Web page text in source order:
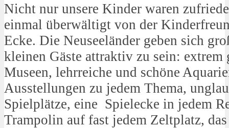
Nicht nur unsere Kinder waren
einmal überwältigt von der
Ecke. Die Neuseeländer geben sich
kleinen Gäste attraktiv zu sein: extrem
Museen, lehrreiche und schöne
Ausstellungen zu jedem Thema,
Spielplätze, eine Spielecke in jedem
Trampolin auf fast jedem Zeltplatz,